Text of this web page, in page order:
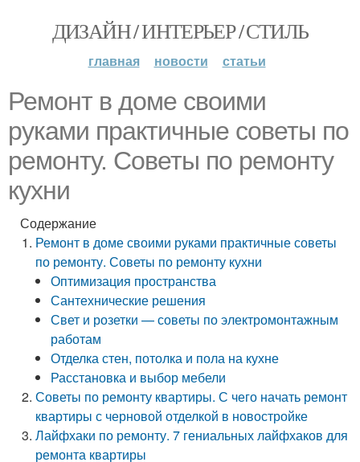
ДИЗАЙН / ИНТЕРЬЕР / СТИЛЬ
главная новости статьи
Ремонт в доме своими
руками практичные советы по
ремонту. Советы по ремонту
кухни
Содержание
Ремонт в доме своими руками практичные советы
по ремонту. Советы по ремонту кухни
Оптимизация пространства
Сантехнические решения
Свет и розетки — советы по электромонтажным
работам
Отделка стен, потолка и пола на кухне
Расстановка и выбор мебели
Советы по ремонту квартиры. С чего начать ремонт
квартиры с черновой отделкой в новостройке
Лайфхаки по ремонту. 7 гениальных лайфхаков для
ремонта квартиры